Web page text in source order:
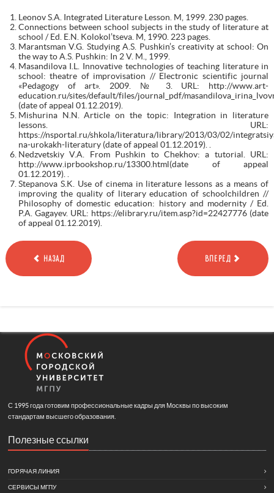
Leonov S.A. Integrated Literature Lesson. M, 1999. 230 pages.
Connections between school subjects in the study of literature at
school / Ed. E.N. Kolokol’tseva. M, 1990. 223 pages.
Marantsman V.G. Studying A.S. Pushkin’s creativity at school: On
the way to A.S. Pushkin: In 2 V. M., 1999.
Masandilova I.L. Innovative technologies of teaching literature in
school: theatre of improvisation // Electronic scientific journal
«Pedagogy of art». 2009. № 3. URL: http://www.art-
education.ru/sites/default/files/journal_pdf/
(date of appeal 01.12.2019).
Mishurina N.N. Article on the topic: Integration in literature
lessons. URL:
https://nsportal.ru/shkola/literatura/library/2013/03/02/
na-urokakh-literatury (date of appeal 01.12.2019). .
Nedzvetskiy V.A. From Pushkin to Chekhov: a tutorial. URL:
http://www.iprbookshop.ru/13300.html(date of appeal
01.12.2019). .
Stepanova S.K. Use of cinema in literature lessons as a means of
improving the quality of literary education of schoolchildren //
Philosophy of domestic education: history and modernity / Ed.
P.A. Gagayev. URL: https://elibrary.ru/item.asp?id=22427776 (date
of appeal 01.12.2019).
НАЗАД ВПЕРЕД
С 1995 года готовим профессиональные кадры для Москвы по высоким
стандартам высшего образования.
Полезные ссылки
ГОРЯЧАЯ ЛИНИЯ
СЕРВИСЫ МГПУ